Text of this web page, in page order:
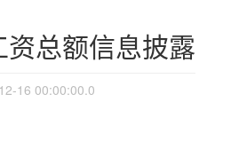
总额信息披露
16 00:00:00.0